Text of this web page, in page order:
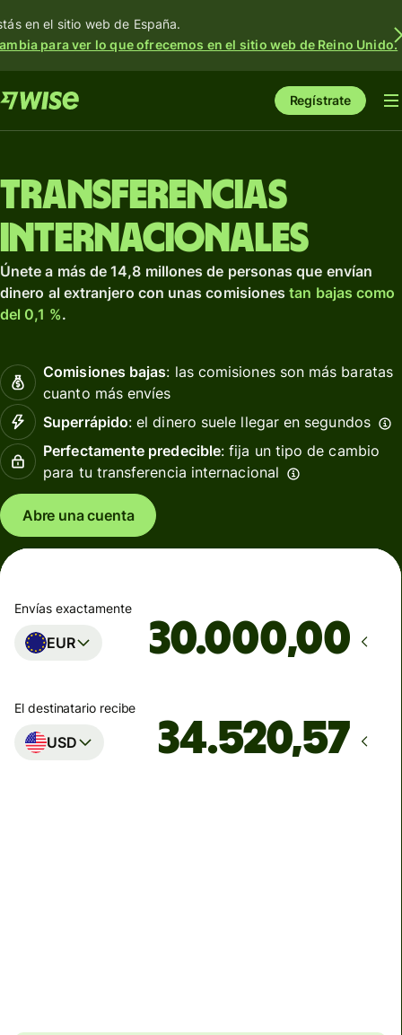
en el sitio web de España.
para ver lo que ofrecemos en el sitio web de Reino Unido.
Regístrate
Transferencias
internacionales
Únete a más de 14,8 millones de personas que envían
dinero al extranjero con unas comisionestan bajas como
del 0,1 %.
Comisiones bajas: las comisiones son más baratas
cuanto más envíes
Superrápido: el dinero suele llegar en segundos
Perfectamente predecible: fija un tipo de cambio
para tu transferencia internacional
Abre una cuenta
Envías exactamente
EUR ,00
El destinatario recibe
USD